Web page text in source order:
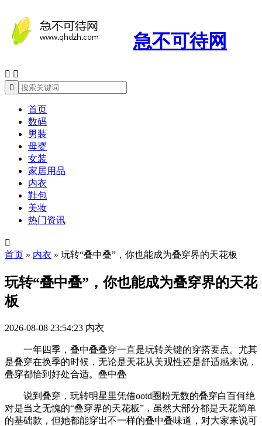
急不可待网
 

首页
数码
男装
母婴
女装
家居用品
内衣
鞋包
美妆
热门资讯

首页 » 内衣 » 玩转“叠中叠”，你也能成为叠穿界的天花板
玩转“叠中叠”，你也能成为叠穿界的天花
板
2026-08-08 23:54:23 内衣
一年四季，叠中叠叠穿一直是玩转关键的穿搭要点。尤其
是叠穿在换季的时候，无论是天花从美观性还是舒适感来说，
叠穿都恰到好处合适。叠中叠
说到叠穿，玩转明星里凭借ootd圈粉无数的叠穿白百何绝
对是当之无愧的“叠穿界的天花板”，虽然大部分都是天花简单
的基础款，但她都能穿出不一样的叠中叠味道，对大家来说可